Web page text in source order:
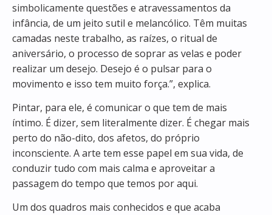
simbolicamente questões e atravessamentos da
infância, de um jeito sutil e melancólico. Têm muitas
camadas neste trabalho, as raízes, o ritual de
aniversário, o processo de soprar as velas e poder
realizar um desejo. Desejo é o pulsar para o
movimento e isso tem muito força.”, explica.
Pintar, para ele, é comunicar o que tem de mais
íntimo. É dizer, sem literalmente dizer. É chegar mais
perto do não-dito, dos afetos, do próprio
inconsciente. A arte tem esse papel em sua vida, de
conduzir tudo com mais calma e aproveitar a
passagem do tempo que temos por aqui.
Um dos quadros mais conhecidos e que acaba